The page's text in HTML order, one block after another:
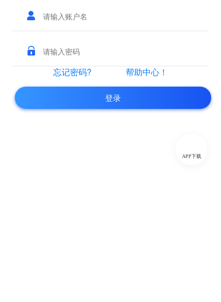
忘记密码? 帮助中心！
登录
APP下载